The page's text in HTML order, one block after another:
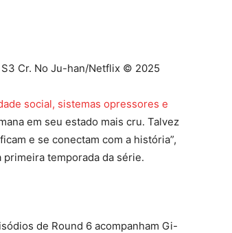
Cr. No Ju-han/Netflix © 2025
social, sistemas opressores e
em seu estado mais cru. Talvez
e se conectam com a história”,
temporada da série.
de Round 6 acompanham Gi-